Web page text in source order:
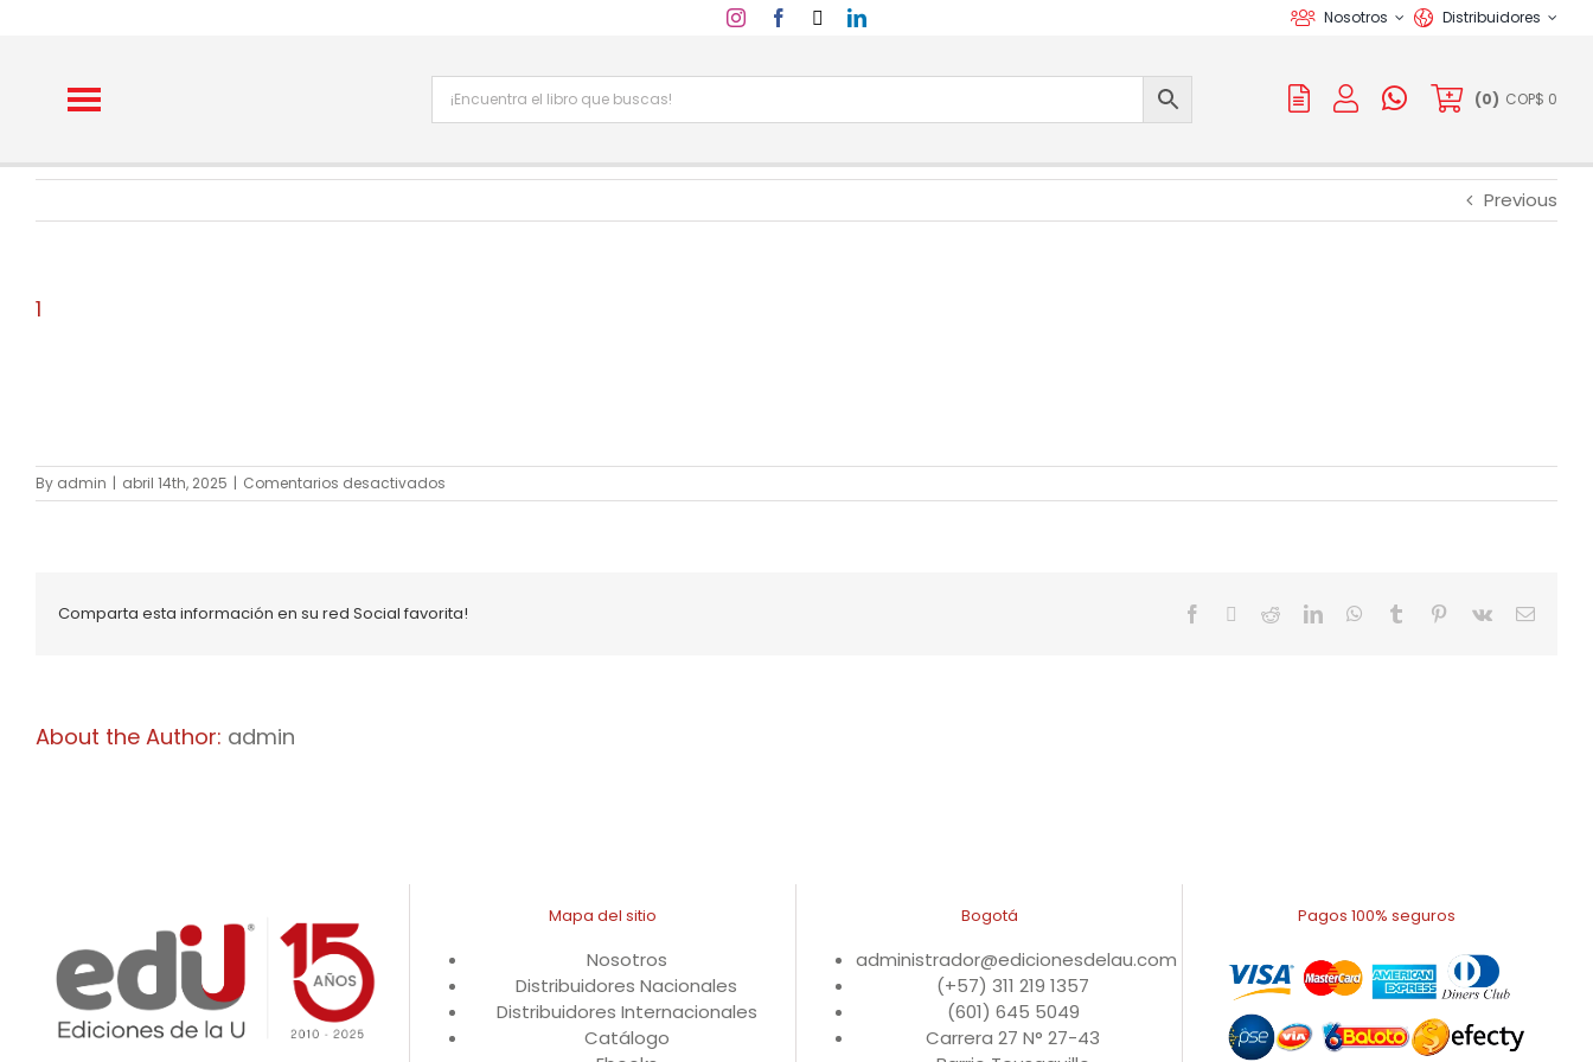
Nosotros Distribuidores
(0) COP$ 0
Previous
1
By admin | abril 14th, 2025 | Comentarios desactivados
1
Comparta esta información en su red Social favorita! Facebook RedditLinkedInWhatsApp
Tumblr Pinterest
Vk Email
About the Author: admin
Mapa del sitio
Nosotros
Distribuidores Nacionales
Distribuidores Internacionales
Catálogo
Bogotá
administrador@edicionesdelau.com
(+57) 311 219 1357
(601) 645 5049
Carrera 27 N° 27-43
Pagos 100% seguros